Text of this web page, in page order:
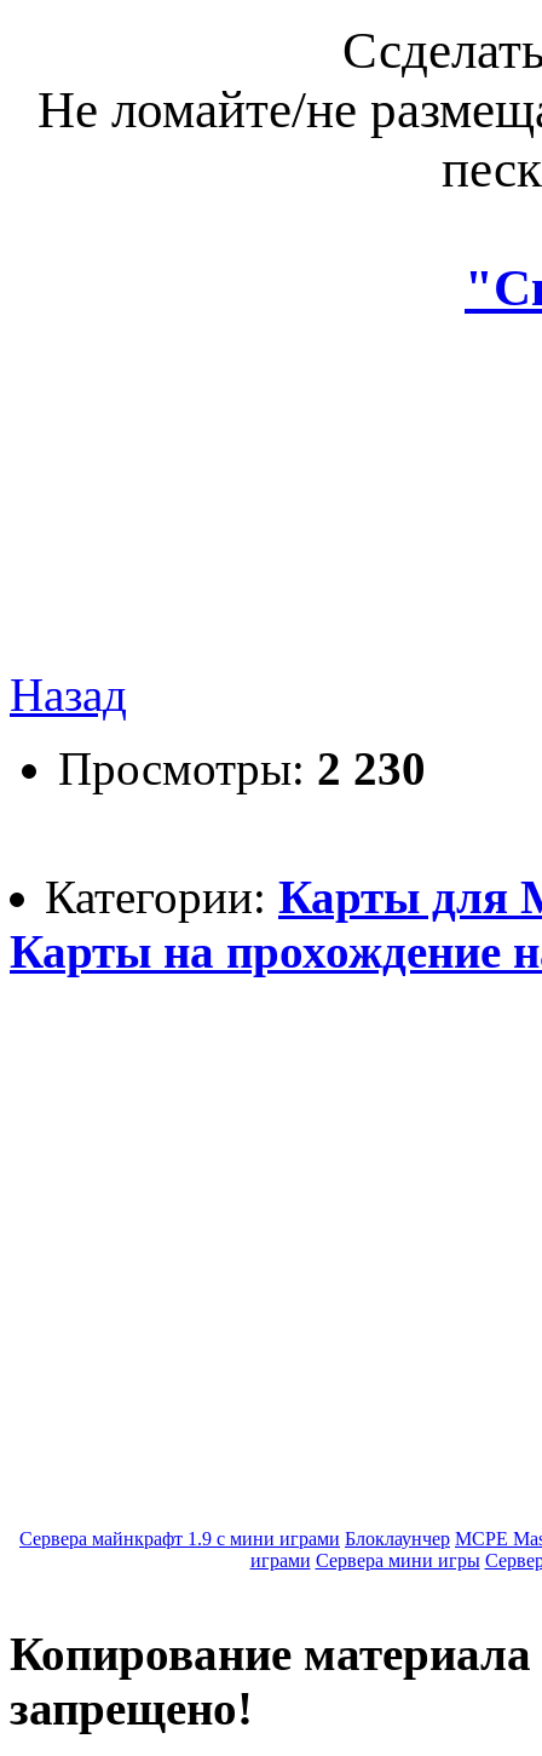
Не ломайте/не
Назад
Просмотры: 2 230
Категории: Карты для
Карты на прохождение
Сервера майнкрафт 1.9 с мини играми Блоклаунчер MCPE
играми Сервера мини игры
Копирование материала
запрещено!